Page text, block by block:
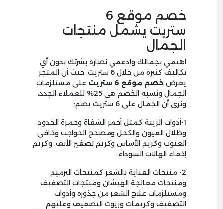
خصم موقع 6
ستريت يشمل منتجات
الجمال
اهتمي بجمالك وادعمي نضارة بشرتك بدون أي
تكاليف كثيرة من خلال 6 ستريت؛ حيث أن المتجر
يعرض خصم موقع 6 ستريت
على مستلزمات
الجمال ونسبة الخصم هي 25% للعملاء الجدد،
ونرى أن الجمال على 6 ستريت يضم:
1-أدوات الزينة كمثل أحمر الشفاة وحمرة الخدود
وظلال العيون والكحل ومصحح الحواجب وخافي
العيوب وكريم الأساس وكريم تصغير الأنف، وكريم
إخفاء الهالات السوداء.
2- منتجات العناية بالشعر كمنتجات الترميم
ومنتجات معالجة الهيشان ومنتجات التصفيف
ومستلزمات علاج الشعر من جذوره وأدوات
التصفيف وكريمات وزيوت التصفيف وعليهم